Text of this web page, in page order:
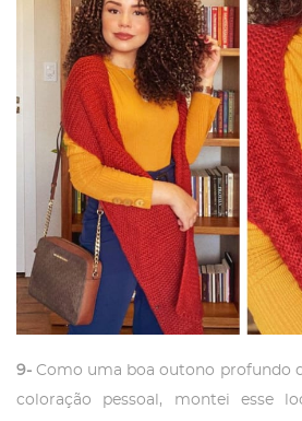
9-Como uma boa outono profundo
coloração pessoal, montei esse